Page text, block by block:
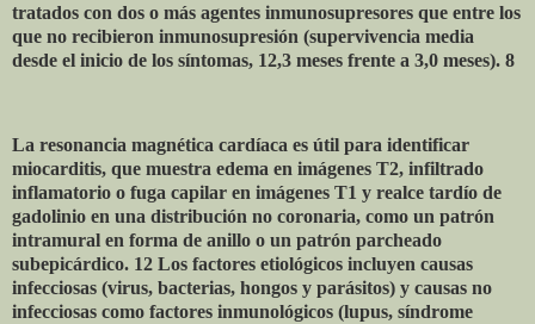
tratados con dos o más agentes inmunosupresores que entre los
que no recibieron inmunosupresión (supervivencia media
desde el inicio de los síntomas, 12,3 meses frente a 3,0 meses). 8
La resonancia magnética cardíaca es útil para identificar
miocarditis, que muestra edema en imágenes T2, infiltrado
inflamatorio o fuga capilar en imágenes T1 y realce tardío de
gadolinio en una distribución no coronaria, como un patrón
intramural en forma de anillo o un patrón parcheado
subepicárdico. 12 Los factores etiológicos incluyen causas
infecciosas (virus, bacterias, hongos y parásitos) y causas no
infecciosas como factores inmunológicos (lupus, síndrome